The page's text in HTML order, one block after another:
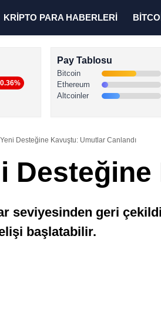
KRİPTO PARA HABERLERİ
Pay Tablosu
Bitcoin
Ethereum
Altcoinler
Desteğine Kavuştu: Umutlar Canlandı
seviyesinden geri
başlatabilir.